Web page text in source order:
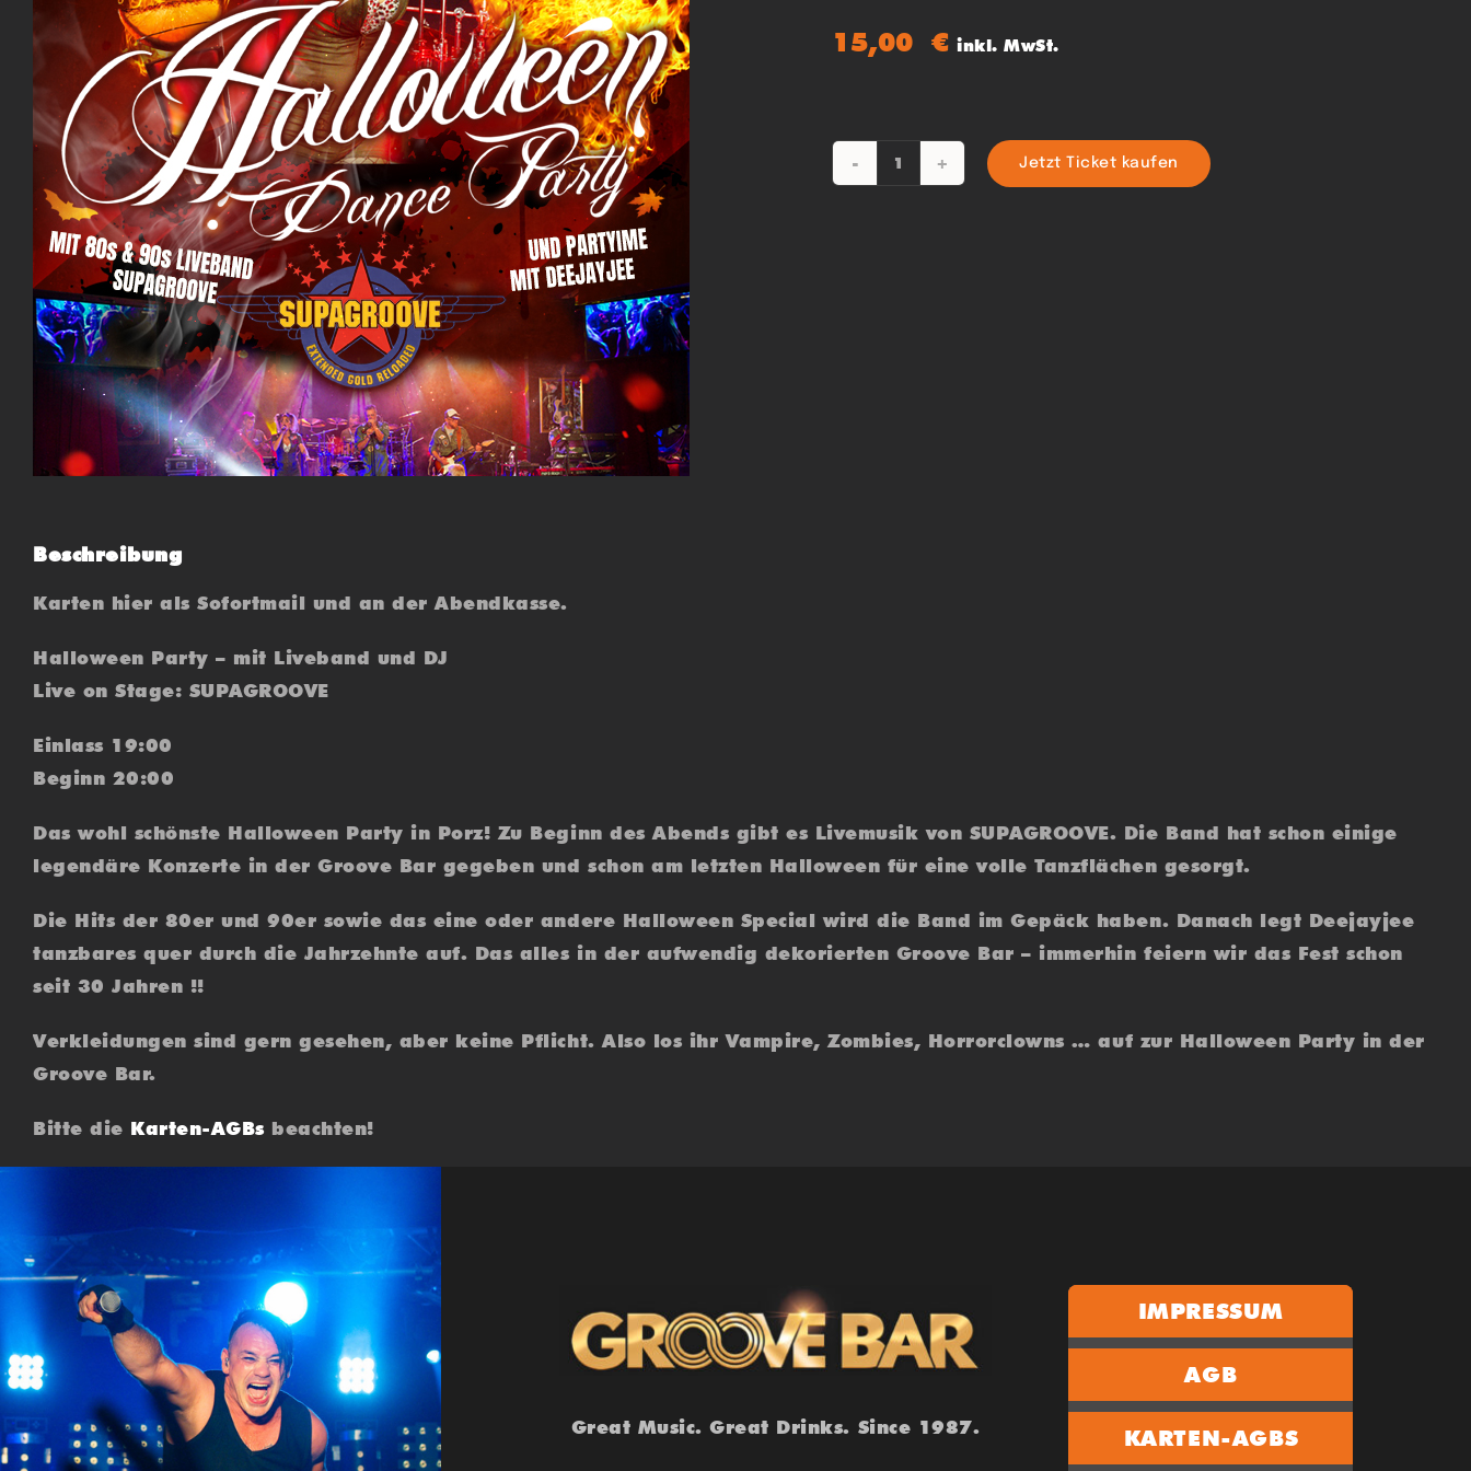
15,00€ inkl. MwSt.
HALLOWEEN
Jetzt Ticket kaufen
Beschreibung
Karten hier als Sofortmail und an der Abendkasse.
Halloween Party – mit Liveband und DJ
Live on Stage: SUPAGROOVE
Einlass 19:00
Beginn 20:00
Das wohl schönste Halloween Party in Porz! Zu Beginn des Abends gibt es Livemusik von SUPAGROOVE. Die Band hat schon einige
legendäre Konzerte in der Groove Bar gegeben und schon am letzten Halloween für eine volle Tanzflächen gesorgt.
Die Hits der 80er und 90er sowie das eine oder andere Halloween Special wird die Band im Gepäck haben. Danach legt Deejayjee
tanzbares quer durch die Jahrzehnte auf. Das alles in der aufwendig dekorierten Groove Bar – immerhin feiern wir das Fest schon
seit 30 Jahren !!
Verkleidungen sind gern gesehen, aber keine Pflicht. Also los ihr Vampire, Zombies, Horrorclowns … auf zur Halloween Party in der
Groove Bar.
Bitte die Karten-AGBs beachten!
Great Music. Great Drinks. Since 1987.
IMPRESSUM
AGB
KARTEN-AGBS